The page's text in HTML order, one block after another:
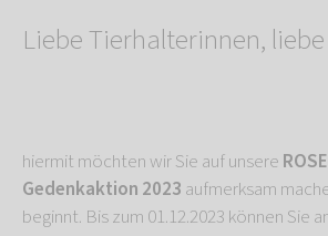
Liebe Tierhalterinnen,
hiermit möchten wir Sie auf unsere
Gedenkaktion 2023 aufmerksam
beginnt. Bis zum 01.12.2023 können Sie